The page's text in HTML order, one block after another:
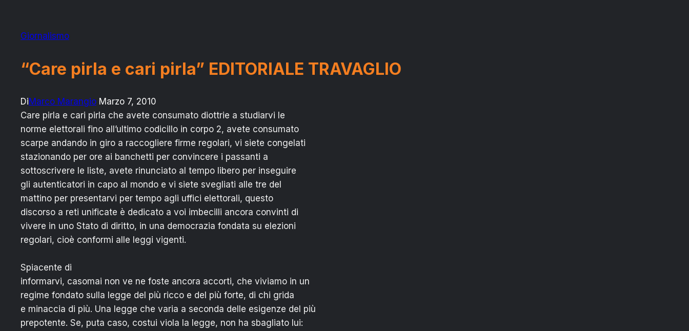
Giornalismo
“Care pirla e cari pirla” EDITORIALE TRAVAGLIO
DiMarco Marangio Marzo 7, 2010
Care pirla e cari pirla che avete consumato diottrie a studiarvi le
norme elettorali fino all’ultimo codicillo in corpo 2, avete consumato
scarpe andando in giro a raccogliere firme regolari, vi siete congelati
stazionando per ore ai banchetti per convincere i passanti a
sottoscrivere le liste, avete rinunciato al tempo libero per inseguire
gli autenticatori in capo al mondo e vi siete svegliati alle tre del
mattino per presentarvi per tempo agli uffici elettorali, questo
discorso a reti unificate è dedicato a voi imbecilli ancora convinti di
vivere in uno Stato di diritto, in una democrazia fondata su elezioni
regolari, cioè conformi alle leggi vigenti.
Spiacente di
informarvi, casomai non ve ne foste ancora accorti, che viviamo in un
regime fondato sulla legge del più ricco e del più forte, di chi grida
e minaccia di più. Una legge che varia a seconda delle esigenze del più
prepotente. Se, puta caso, costui viola la legge, non ha sbagliato lui: